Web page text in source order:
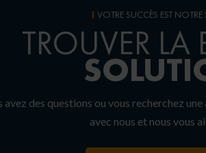
VOTRE SUCCÈS EST NOTRE
TROUVER
avez des questions ou vous recherchez
avec nous et nous vous